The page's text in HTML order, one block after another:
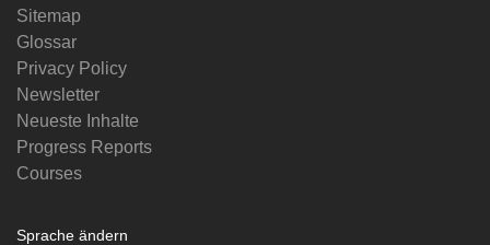
Sitemap
Glossar
Privacy Policy
Newsletter
Neueste Inhalte
Progress Reports
Courses
Sprache ändern